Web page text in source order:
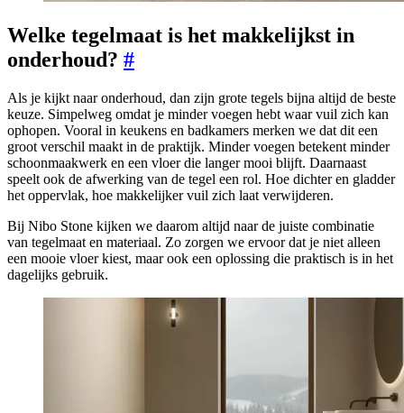
Welke tegelmaat is het makkelijkst in
onderhoud? #
Als je kijkt naar onderhoud, dan zijn grote tegels bijna altijd de beste
keuze. Simpelweg omdat je minder voegen hebt waar vuil zich kan
ophopen. Vooral in keukens en badkamers merken we dat dit een
groot verschil maakt in de praktijk. Minder voegen betekent minder
schoonmaakwerk en een vloer die langer mooi blijft. Daarnaast
speelt ook de afwerking van de tegel een rol. Hoe dichter en gladder
het oppervlak, hoe makkelijker vuil zich laat verwijderen.
Bij Nibo Stone kijken we daarom altijd naar de juiste combinatie
van tegelmaat en materiaal. Zo zorgen we ervoor dat je niet alleen
een mooie vloer kiest, maar ook een oplossing die praktisch is in het
dagelijks gebruik.